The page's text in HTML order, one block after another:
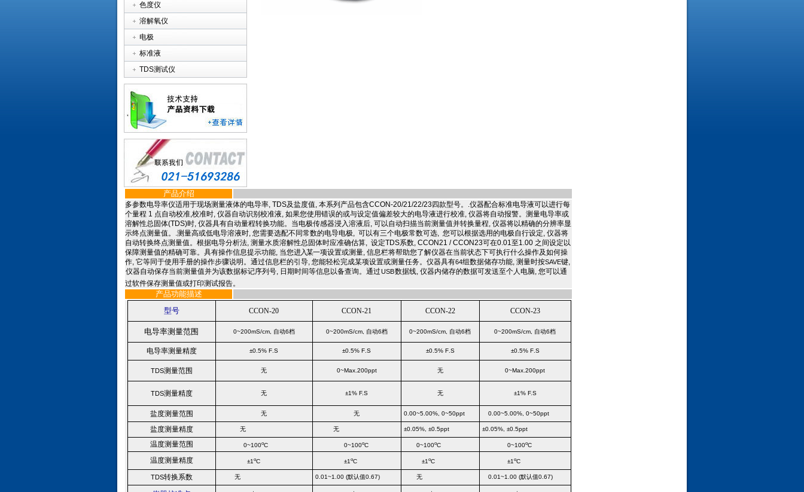
色度仪
溶解氧仪
电极
标准液
TDS测试仪
产品介绍
多参数电导率仪适用于现场测量液体的电导率, TDS及盐度值, 本系列产品包含CCON-20/21/22/23四款型号。.仪器配合标准电导液可以进行每
个量程 1 点自动校准,校准时, 仪器自动识别校准液, 如果您使用错误的或与设定值偏差较大的电导液进行校准, 仪器将自动报警。测量电导率或
溶解性总固体(TDS)时, 仪器具有自动量程转换功能。当电极传感器浸入溶液后, 可以自动扫描当前测量值并转换量程, 仪器将以精确的分辨率显
示终点测量值。.测量高或低电导溶液时, 您需要选配不同常数的电导电极, 可以有三个电极常数可选, 您可以根据选用的电极自行设定, 仪器将
自动转换终点测量值。根据电导分析法, 测量水质溶解性总固体时应准确估算, 设定TDS系数, CCON21 / CCON23可在0.01至1.00 之间设定以
保障测量值的精确可靠。 具有操作信息提示功能, 当您进入某一项设置或测量, 信息栏将帮助您了解仪器在当前状态下可执行什么操作及如何操
作, 它等同于使用手册的操作步骤说明。通过信息栏的引导, 您能轻松完成某项设置或测量任务。仪器具有64组数据储存功能, 测量时按SAVE键,
仪器自动保存当前测量值并为该数据标记序列号, 日期时间等信息以备查询。通过USB数据线, 仪器内储存的数据可发送至个人电脑, 您可以通
过软件保存测量值或打印测试报告。
产品功能描述
型号
CCON-20 CCON-21 CCON-22 CCON-23
电导率测量范围 0~200mS/cm, 自动6档 0~200mS/cm, 自动6档 0~200mS/cm, 自动6档 0~200mS/cm, 自动6档
电导率测量精度 ±0.5% F .S ±0.5% F .S ±0.5% F. S ±0.5% F. S
TDS测量范围 无 0~Max.200ppt 无 0~Max.200ppt
TDS测量精度 无 ±1%F.S 无 ±1% F.S
盐度测量范围 无 无 0.00~5.00%, 0~50ppt 0.00~5.00%, 0~50ppt
盐度测量精度 无 无 ±0.05%, ±0.5ppt ±0.05%, ±0.5ppt
温度测量范围 0~100oC 0~100oC 0~100oC 0~100oC
温度测量精度 ±1oC ±1oC ±1oC ±1oC
TDS转换系数 无 0.01~1.00(默认值0.67) 无 0.01~1.00(默认值0.67)